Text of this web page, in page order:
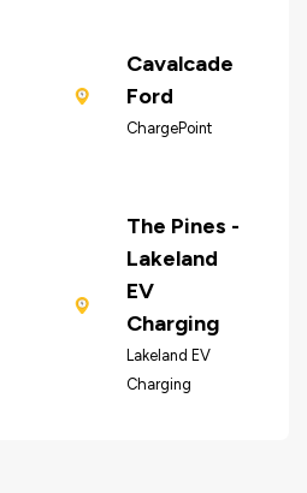
Cavalcade
Ford
ChargePoint
The Pines -
Lakeland
EV
Charging
Lakeland EV
Charging